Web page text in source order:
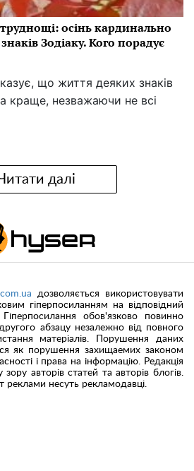
осінь кардинально
Зодіаку. Кого порадує
що життя деяких знаків
краще, незважаючи не всі
далі
дозволяється використовувати
гіперпосиланням на відповідний
обов'язково повинно
абзацу незалежно від повного
матеріалів. Порушення даних
як порушення захищаемих законом
і права на інформацію. Редакція
авторів статей та авторів блогів.
реклами несуть рекламодавці.